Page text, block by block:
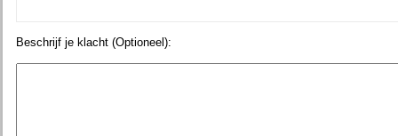
Beschrijf je klacht (Optioneel):